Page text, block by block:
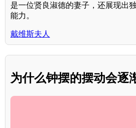
是一位贤良淑德的妻子，还展现出
能力。
戴维斯夫人
为什么钟摆的摆动会逐